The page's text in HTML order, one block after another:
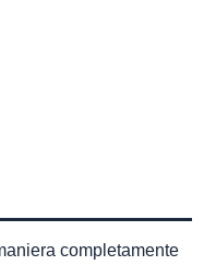
completamente